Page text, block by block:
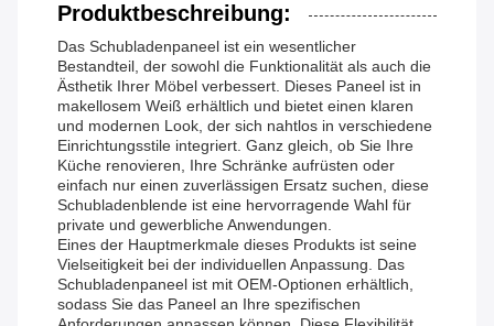
Produktbeschreibung:
Das Schubladenpaneel ist ein wesentlicher
Bestandteil, der sowohl die Funktionalität als auch die
Ästhetik Ihrer Möbel verbessert. Dieses Paneel ist in
makellosem Weiß erhältlich und bietet einen klaren
und modernen Look, der sich nahtlos in verschiedene
Einrichtungsstile integriert. Ganz gleich, ob Sie Ihre
Küche renovieren, Ihre Schränke aufrüsten oder
einfach nur einen zuverlässigen Ersatz suchen, diese
Schubladenblende ist eine hervorragende Wahl für
private und gewerbliche Anwendungen.
Eines der Hauptmerkmale dieses Produkts ist seine
Vielseitigkeit bei der individuellen Anpassung. Das
Schubladenpaneel ist mit OEM-Optionen erhältlich,
sodass Sie das Paneel an Ihre spezifischen